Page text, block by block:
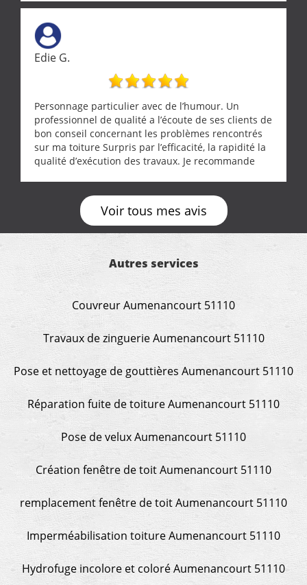
tourterelle et s’est ensuite patiemment occupé de
l’oiseau jusqu’à ce qu’il reprenne ses esprits et
puisse s’envoler. Après quoi il a procédé au
ramonage de notre insert avec dextérité et une
grande propreté, nous gratifiant également de
nombreux conseils concernant d’autres sujets. Un
entrepreneur comme on souhaite en rencontrer.
Encore un grand merci à lui.
Edie G.
Personnage particulier avec de l’humour. Un
professionnel de qualité a l’écoute de ses clients de
bon conseil concernant les problèmes rencontrés
sur ma toiture Surpris par l’efficacité, la rapidité la
qualité d’exécution des travaux. Je recommande
Voir tous mes avis
Autres services
Couvreur Aumenancourt 51110
Travaux de zinguerie Aumenancourt 51110
Pose et nettoyage de gouttières Aumenancourt 51110
Réparation fuite de toiture Aumenancourt 51110
Pose de velux Aumenancourt 51110
Création fenêtre de toit Aumenancourt 51110
remplacement fenêtre de toit Aumenancourt 51110
Imperméabilisation toiture Aumenancourt 51110
Hydrofuge incolore et coloré Aumenancourt 51110